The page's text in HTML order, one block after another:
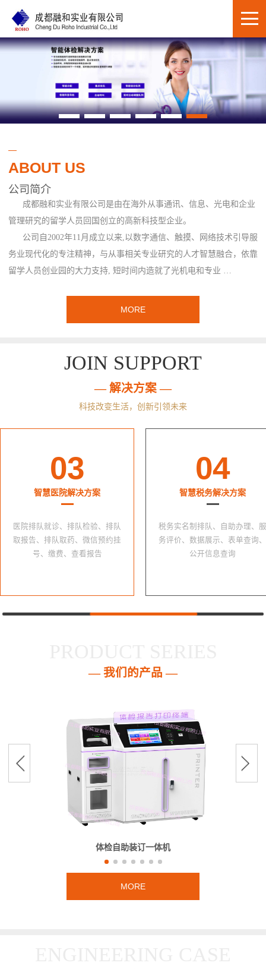
ABOUT US
公司简介
成都融和实业有限公司是由在海外从事通讯、信息、光电和企业
管理研究的留学人员回国创立的高新科技型企业。
公司自2002年11月成立以来,以数字通信、触摸、网络技术引导服
务业现代化的专注精神，与从事相关专业研究的人才智慧融合，依靠
留学人员创业园的大力支持, 短时间内造就了光机电和专业 …
MORE
JOIN SUPPORT
— 解决方案 —
科技改变生活，创新引领未来
03
智慧医院解决方案
医院排队就诊、排队检验、排队
取报告、排队取药、微信预约挂
号、缴费、查看报告
04
智慧税务解决方案
税务实名制排队、自助办理、服
务评价、数据展示、表单查询、
公开信息查询
— 我们的产品 —
体检自助装订一体机
MORE